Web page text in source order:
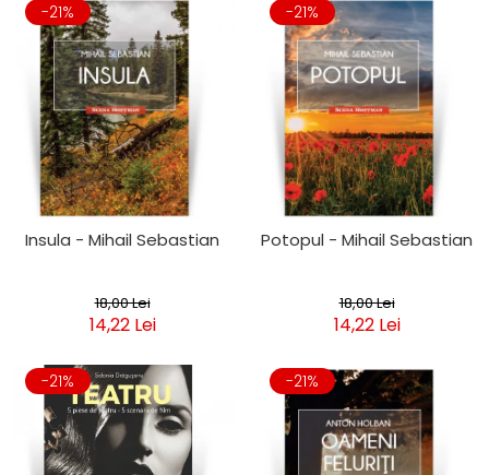
-21%
Insula - Mihail Sebastian
18,00 Lei
14,22 Lei
-21%
Potopul - Mihail Sebastian
18,00 Lei
14,22 Lei
-21% -21%